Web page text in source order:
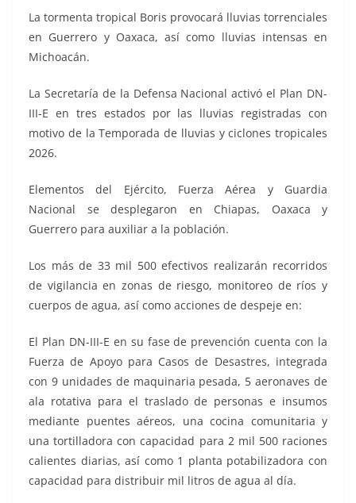
La tormenta tropical Boris provocará lluvias torrenciales
en Guerrero y Oaxaca, así como lluvias intensas en
Michoacán.
La Secretaría de la Defensa Nacional activó el Plan DN-
III-E en tres estados por las lluvias registradas con
motivo de la Temporada de lluvias y ciclones tropicales
2026.
Elementos del Ejército, Fuerza Aérea y Guardia
Nacional se desplegaron en Chiapas, Oaxaca y
Guerrero para auxiliar a la población.
Los más de 33 mil 500 efectivos realizarán recorridos
de vigilancia en zonas de riesgo, monitoreo de ríos y
cuerpos de agua, así como acciones de despeje en:
El Plan DN-III-E en su fase de prevención cuenta con la
Fuerza de Apoyo para Casos de Desastres, integrada
con 9 unidades de maquinaria pesada, 5 aeronaves de
ala rotativa para el traslado de personas e insumos
mediante puentes aéreos, una cocina comunitaria y
una tortilladora con capacidad para 2 mil 500 raciones
calientes diarias, así como 1 planta potabilizadora con
capacidad para distribuir mil litros de agua al día.